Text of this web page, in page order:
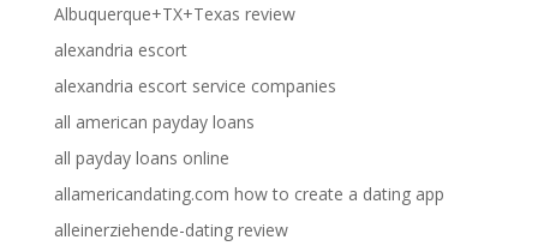
Albuquerque+TX+Texas review
alexandria escort
alexandria escort service companies
all american payday loans
all payday loans online
allamericandating.com how to create a dating app
alleinerziehende-dating review